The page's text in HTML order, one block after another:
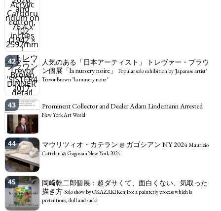
42
人気のある「日本アーティスト」 トレヴァー・ブラウ
ン個展「la nursery noire」
Popular solo exhibition by 'Japanese artist'
Trevor Brown "la nursery noire"
43 Prominent Collector and Dealer Adam Lindemann Arrested
New York Art World
44 マウリツィオ・カテラン @ ガゴシアン NY 2024 Maurizio
Cattelan @ Gagosian New York 2024
45
岡﨑乾二郎個展：超ダサくて、面白くない、気取った
描き方 Solo show by OKAZAKI Kenjiro: a painterly process which is
pretentious, dull and sucks